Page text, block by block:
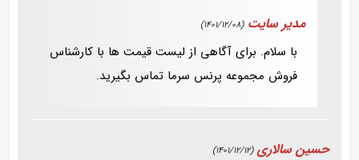
مدیر سایت (1401/12/08)
با سلام. برای آگاهی از لیست قیمت ها با کارشناس
فروش مجموعه پرنس سرما تماس بگیرید.
حسین سالاری (1401/12/12)